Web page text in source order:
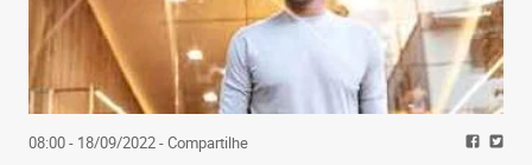
08:00 - 18/09/2022- Compartilhe